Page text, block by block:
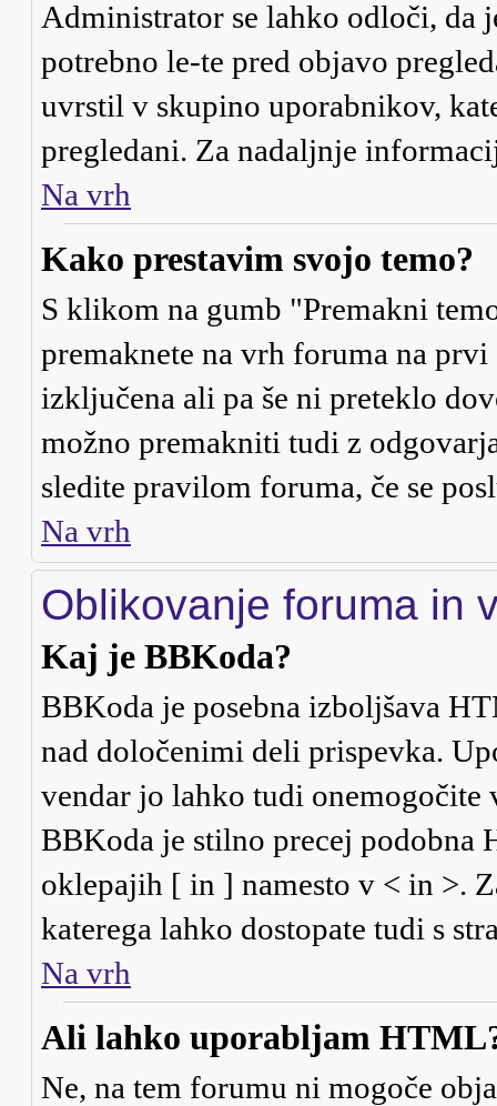
Administrator se lahko odloči, da
potrebno le-te pred objavo
uvrstil v skupino uporabnikov,
pregledani. Za nadaljnje
Na vrh
Kako prestavim svojo temo?
S klikom na gumb "Premakni
premaknete na vrh foruma na
izključena ali pa še ni preteklo
možno premakniti tudi z
sledite pravilom foruma, če se
Na vrh
Oblikovanje foruma in
Kaj je BBKoda?
BBKoda je posebna izboljšava
nad določenimi deli prispevka.
vendar jo lahko tudi onemogočite
BBKoda je stilno precej
oklepajih [ in ] namesto v < in >.
katerega lahko dostopate tudi s
Na vrh
Ali lahko uporabljam
Ne, na tem forumu ni mogoče